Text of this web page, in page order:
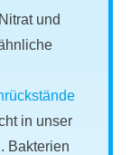
und
in unser
Bakterien